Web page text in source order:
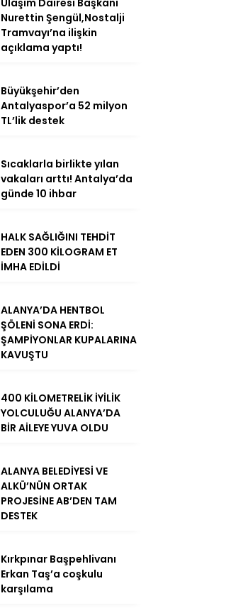
Ulaşım Dairesi Başkanı
Nurettin Şengül,Nostalji
Tramvayı’na ilişkin
açıklama yaptı!
Büyükşehir’den
Antalyaspor’a 52 milyon
TL’lik destek
Sıcaklarla birlikte yılan
vakaları arttı! Antalya’da
günde 10 ihbar
HALK SAĞLIĞINI TEHDİT
EDEN 300 KİLOGRAM ET
İMHA EDİLDİ
ALANYA’DA HENTBOL
ŞÖLENİ SONA ERDİ:
ŞAMPİYONLAR KUPALARINA
KAVUŞTU
400 KİLOMETRELİK İYİLİK
YOLCULUĞU ALANYA’DA
BİR AİLEYE YUVA OLDU
ALANYA BELEDİYESİ VE
ALKÜ’NÜN ORTAK
PROJESİNE AB’DEN TAM
DESTEK
Kırkpınar Başpehlivanı
Erkan Taş’a coşkulu
karşılama